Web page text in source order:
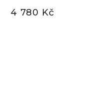
4 780 Kč